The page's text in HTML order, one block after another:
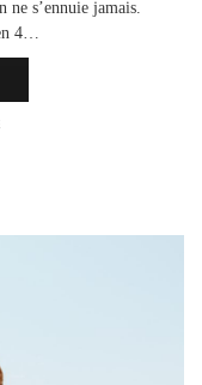
s’ennuie jamais.
4…